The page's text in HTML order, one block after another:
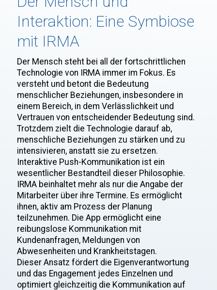
Interaktion: Eine Symbiose
mit IRMA
Der Mensch steht bei all der fortschrittlichen
Technologie von IRMA immer im Fokus. Es
versteht und betont die Bedeutung
menschlicher Beziehungen, insbesondere in
einem Bereich, in dem Verlässlichkeit und
Vertrauen von entscheidender Bedeutung sind.
Trotzdem zielt die Technologie darauf ab,
menschliche Beziehungen zu stärken und zu
intensivieren, anstatt sie zu ersetzen.
Interaktive Push-Kommunikation ist ein
wesentlicher Bestandteil dieser Philosophie.
IRMA beinhaltet mehr als nur die Angabe der
Mitarbeiter über ihre Termine. Es ermöglicht
ihnen, aktiv am Prozess der Planung
teilzunehmen. Die App ermöglicht eine
reibungslose Kommunikation mit
Kundenanfragen, Meldungen von
Abwesenheiten und Krankheitstagen.
Dieser Ansatz fördert die Eigenverantwortung
und das Engagement jedes Einzelnen und
optimiert gleichzeitig die Kommunikation auf